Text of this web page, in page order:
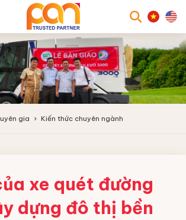
gia Kiến thức chuyên ngành
xe quét đường
dựng đô thị bền